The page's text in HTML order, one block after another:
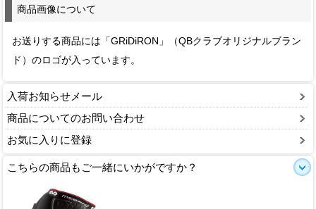
商品画像について
お送りする商品には「GRiDiRON」（QBクラブオリジナルブラン
ド）のロゴが入っています。
入荷お知らせメール
商品についてのお問い合わせ
お気に入りに登録
こちらの商品もご一緒にいかがですか？